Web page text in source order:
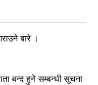
बारे ।
बन्द हुने सम्बन्धी सूचना